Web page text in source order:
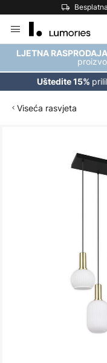
to
Content
LJETNA RASPRODAJA
Uštedite 15%
Viseća rasvjeta